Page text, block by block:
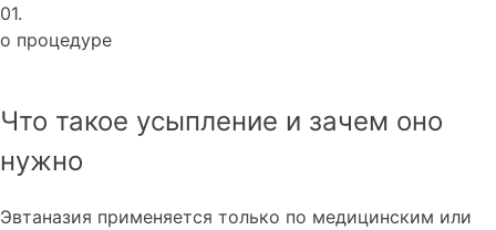
01.
о процедуре
Что такое усыпление и зачем оно
нужно
Эвтаназия применяется только по медицинским или